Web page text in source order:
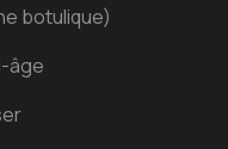
botulique)
âge